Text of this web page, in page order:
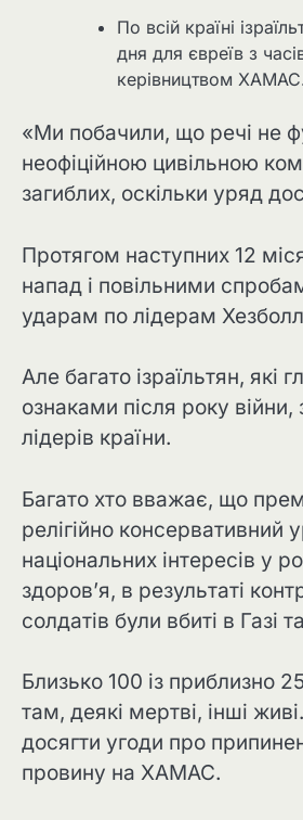
По всій країні
дня для євреїв з
керівництвом
«Ми побачили, що речі не
неофіційною цивільною
загиблих, оскільки уряд
Протягом наступних 12
напад і повільними
ударам по лідерам
Але багато ізраїльтян, які
ознаками після року
лідерів країни.
Багато хто вважає, що
релігійно консервативний
національних інтересів у
здоров’я, в результаті
солдатів були вбиті в Газі
Близько 100 із приблизно
там, деякі мертві, інші
досягти угоди про
провину на ХАМАС.